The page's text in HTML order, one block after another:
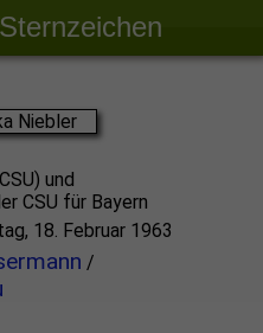
und
CSU für Bayern
18. Februar 1963
/